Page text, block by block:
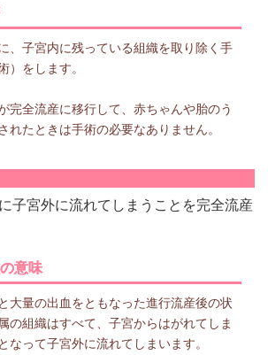
、子宮内に残っている組織を取り除く手
）をします。
完全流産に移行して、赤ちゃんや胎のう
れたときは手術の必要なありません。
子宮外に流れてしまうことを完全流産
意味
大量の出血をともなった進行流産後の状
の組織はすべて、子宮からはがれてしま
なって子宮外に流れてしまいます。